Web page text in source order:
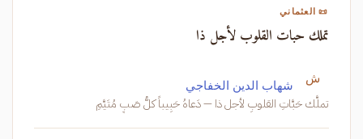
📜 العثماني
تملك حبات القلوب لأجل ذا
ش شهاب الدين الخفاجي
تملَّك حَبَّاتِ القلوبِ لأجل ذا — دَعاهُ حَبِيباً كلُّ صَبٍ مُتَيَّمِ